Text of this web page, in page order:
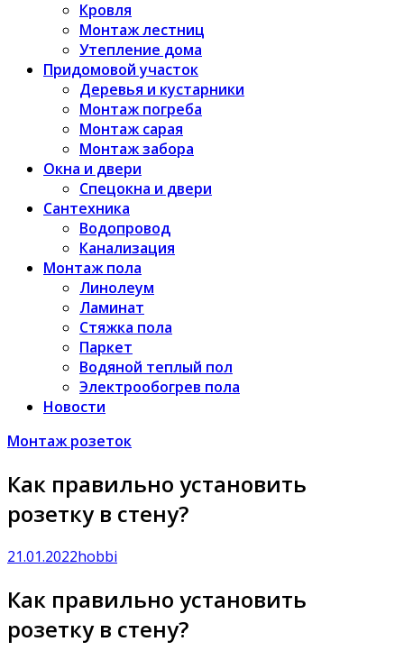
Кровля
Монтаж лестниц
Утепление дома
Придомовой участок
Деревья и кустарники
Монтаж погреба
Монтаж сарая
Монтаж забора
Окна и двери
Спецокна и двери
Сантехника
Водопровод
Канализация
Монтаж пола
Линолеум
Ламинат
Стяжка пола
Паркет
Водяной теплый пол
Электрообогрев пола
Новости
Монтаж розеток
Как правильно установить
розетку в стену?
21.01.2022hobbi
Как правильно установить
розетку в стену?